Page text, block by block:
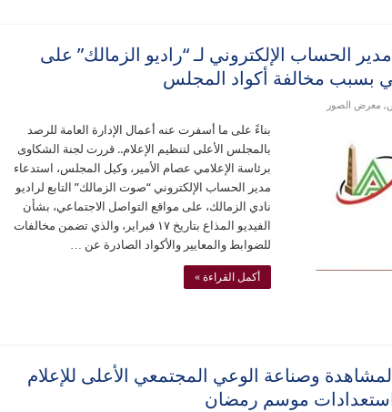
الحساب الإلكتروني لـ “راديو الزمالك” على
بسبب مخالفة أكواد المجلس
, معرض الصور
بناءً على ما أسفرت عنه أعمال الإدارة العامة للرصد
بالمجلس الأعلى لتنظيم الإعلام.. قررت لجنة الشكاوى
برئاسة الإعلامي عصام الأمير، وكيل المجلس، استدعاء
مدير الحساب الإلكتروني “صوت الزمالك” التابع لراديو
نادي الزمالك، على مواقع التواصل الاجتماعي، بشأن
الفيديو المذاع بتاريخ ١٧ فبراير، والذي تضمن مخالفات
للضوابط والمعايير والأكواد الصادرة عن …
أكمل القراءة »
وصناعة الوعي المجتمعي الأعلى للإعلام
استعدادات موسم رمضان